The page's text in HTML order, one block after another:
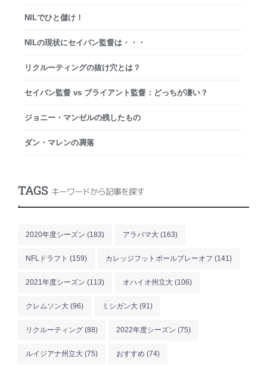
NILでひと儲け！
NILの現状にセイバン監督は・・・
リクルーティングの抜け穴とは？
セイバン監督 vs ブライアント監督：どっちが凄い？
ジョニー・マンゼルの残したもの
ダン・マレンの凋落
TAGS キーワードから記事を探す
.
2020年度シーズン (183) アラバマ大 (163)
NFLドラフト (159) カレッジフットボールプレーオフ (141)
2021年度シーズン (113) オハイオ州立大 (106)
クレムソン大 (96) ミシガン大 (91)
リクルーティング (88) 2022年度シーズン (75)
ルイジアナ州立大 (75) おすすめ (74)